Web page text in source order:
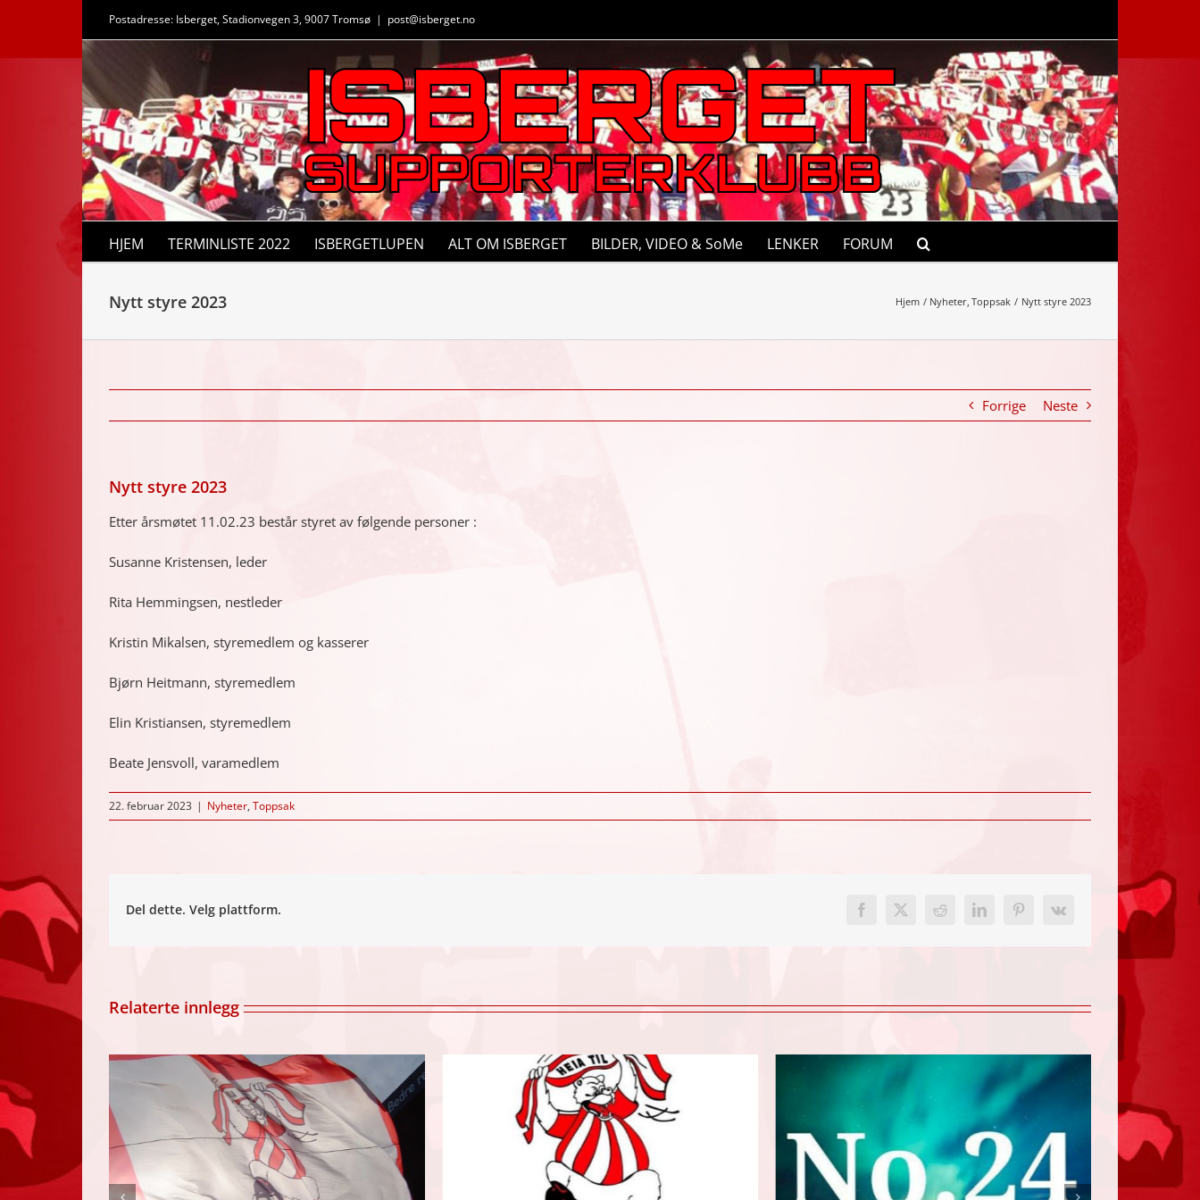
content
Postadresse: Isberget, Stadionvegen 3, 9007 Tromsø | post@isberget.no
HJEM TERMINLISTE 2022 ISBERGETLUPEN ALT OM ISBERGET BILDER, VIDEO & SoMe LENKER FORUM
Nytt styre 2023 Hjem Nyheter Toppsak Nytt styre 2023
Forrige Neste
Nytt styre 2023
Etter årsmøtet 11.02.23 består styret av følgende personer :
Susanne Kristensen, leder
Rita Hemmingsen, nestleder
Kristin Mikalsen, styremedlem og kasserer
Bjørn Heitmann, styremedlem
Elin Kristiansen, styremedlem
Beate Jensvoll, varamedlem
22. februar 2023 | Nyheter, Toppsak
Del dette. Velg plattform. Facebook
X Reddit LinkedInPinterest
Vk
Relaterte innlegg